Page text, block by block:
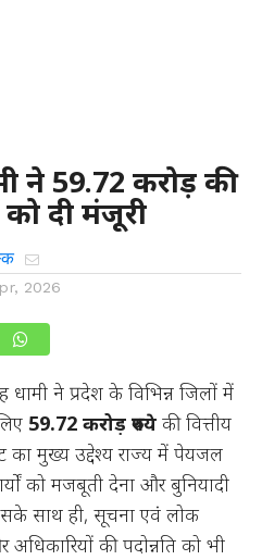
ने 59.72 करोड़ की
दी मंजूरी
2026
धामी ने प्रदेश के विभिन्न जिलों में
59.72 करोड़ रुपयेकी वित्तीय
का मुख्य उद्देश्य राज्य में पेयजल
को मजबूती देना और बुनियादी
इसके साथ ही, सूचना एवं लोक
की पदोन्नति को भी